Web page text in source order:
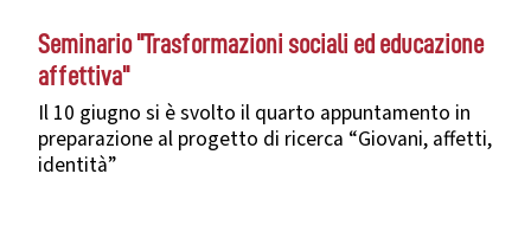
Seminario "Trasformazioni sociali ed educazione
affettiva"
Il 10 giugno si è svolto il quarto appuntamento in
preparazione al progetto di ricerca “Giovani, affetti,
identità”